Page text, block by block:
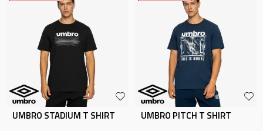
UMBRO STADIUM T SHIRT UMBRO PITCH T SHIRT